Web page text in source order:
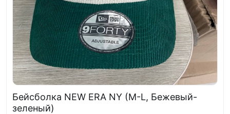
Бейсболка NEW ERA NY (M-L, Бежевый-
зеленый)